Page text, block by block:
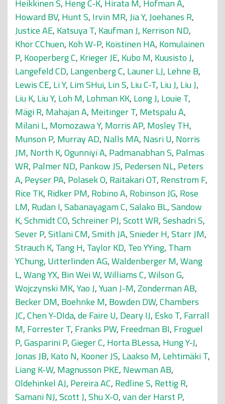
Heikkinen S, Heng C-K, Hirata M, Hofman A,
Howard BV, Hunt S, Irvin MR,Jia Y,Joehanes R,
Justice AE, Katsuya T, Kaufman J, Kerrison ND,
Khor CChuen, Koh W-P, Koistinen HA, Komulainen
P, Kooperberg C, Krieger JE, Kubo M, Kuusisto J,
Langefeld CD, Langenberg C, Launer LJ, Lehne B,
Lewis CE, Li Y, Lim SHui, Lin S, Liu C-T, Liu J, Liu J,
Liu K, Liu Y, Loh M, Lohman KK, Long J, Louie T,
Mägi R, Mahajan A, Meitinger T, Metspalu A,
Milani L, Momozawa Y, Morris AP, Mosley TH,
Munson P, Murray AD, Nalls MA, Nasri U, Norris
JM, North K,Ogunniyi A, Padmanabhan S, Palmas
WR, Palmer ND, Pankow JS, Pedersen NL, Peters
A, Peyser PA, Polasek O, Raitakari OT, Renstrom F,
Rice TK, Ridker PM, Robino A, Robinson JG, Rose
LM, Rudan I,Sabanayagam C,Salako BL,Sandow
K,Schmidt CO,Schreiner PJ,Scott WR,Seshadri S,
Sever P,Sitlani CM,Smith JA,Snieder H,Starr JM,
Strauch K, Tang H, Taylor KD, Teo YYing, Tham
YChung, Uitterlinden AG,Waldenberger M,Wang
L,Wang YX, Bin Wei W,Williams C,Wilson G,
Wojczynski MK,Yao J,Yuan J-M,Zonderman AB,
Becker DM, Boehnke M, Bowden DW,Chambers
JC,Chen Y-DIda,de Faire U, Deary IJ, Esko T, Farrall
M, Forrester T, Franks PW, Freedman BI, Froguel
P,Gasparini P,Gieger C, Horta BLessa, Hung Y-J,
Jonas JB, Kato N, Kooner JS, Laakso M, Lehtimäki T,
Liang K-W, Magnusson PKE, Newman AB,
Oldehinkel AJ, Pereira AC, Redline S, Rettig R,
Samani NJ,Scott J,Shu X-O,van der Harst P,